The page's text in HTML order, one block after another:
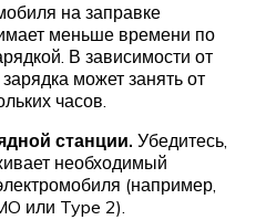
на заправке
меньше времени по
В зависимости от
может занять от
часов.
станции. Убедитесь,
необходимый
(например,
или Type 2).